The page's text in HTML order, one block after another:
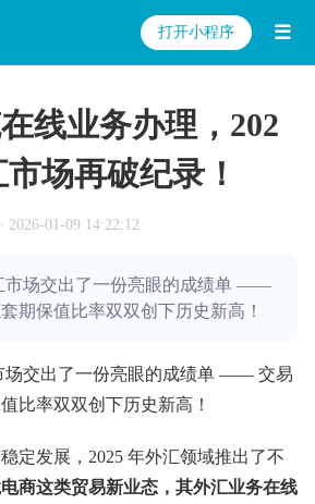
打开小程序 ☰
线业务办理，202
场再破纪录！
2026-01-09 14:22:12
市场交出了一份亮眼的成绩单 ——
期保值比率双双创下历史新高！
场交出了一份亮眼的成绩单 —— 交易
比率双双创下历史新高！
定发展，2025 年外汇领域推出了不
商这类贸易新业态，其外汇业务在线